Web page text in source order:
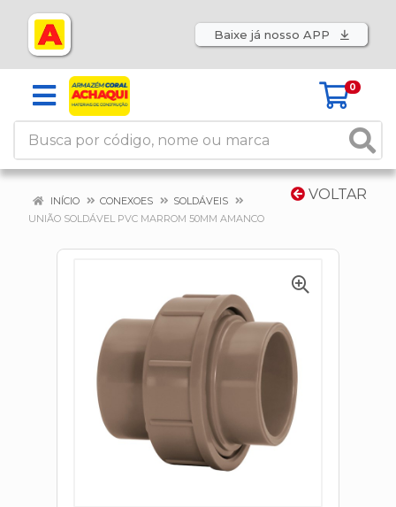
Baixe já nosso APP
0
VOLTAR
INÍCIO CONEXOES
SOLDÁVEIS
UNIÃO SOLDÁVEL PVC MARROM 50MM AMANCO